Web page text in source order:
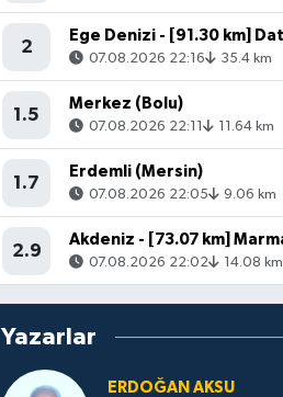
2
07.08.2026 22:16 35.4 km
1.5
Merkez (Bolu)
07.08.2026 22:11 11.64 km
1.7
Erdemli (Mersin)
07.08.2026 22:05 9.06 km
2.9
07.08.2026 22:02 14.08 km
Yazarlar
ERDOĞAN AKSU